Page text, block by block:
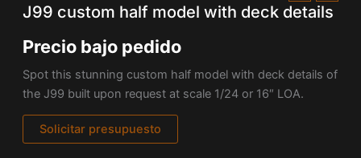
J99 custom half model with deck details
Precio bajo pedido
Spot this stunning custom half model with deck details of
the J99 built upon request at scale 1/24 or 16″ LOA.
Solicitar presupuesto